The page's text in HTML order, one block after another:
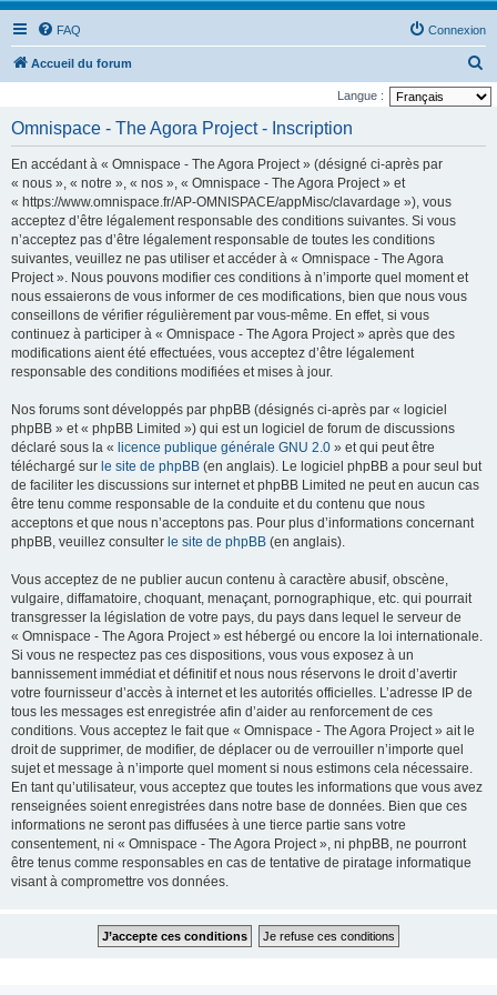
FAQ Connexion
Accueil du forum
e
Langue :
Omnispace - The Agora Project - Inscription
En accédant à « Omnispace - The Agora Project » (désigné ci-après par
« nous », « notre », « nos », « Omnispace - The Agora Project » et
« https://www.omnispace.fr/AP-OMNISPACE/appMisc/clavardage »), vous
acceptez d’être légalement responsable des conditions suivantes. Si vous
n’acceptez pas d’être légalement responsable de toutes les conditions
suivantes, veuillez ne pas utiliser et accéder à « Omnispace - The Agora
Project ». Nous pouvons modifier ces conditions à n’importe quel moment et
nous essaierons de vous informer de ces modifications, bien que nous vous
conseillons de vérifier régulièrement par vous-même. En effet, si vous
continuez à participer à « Omnispace - The Agora Project » après que des
modifications aient été effectuées, vous acceptez d’être légalement
responsable des conditions modifiées et mises à jour.
Nos forums sont développés par phpBB (désignés ci-après par « logiciel
phpBB » et « phpBB Limited ») qui est un logiciel de forum de discussions
déclaré sous la « licence publique générale GNU 2.0 » et qui peut être
téléchargé sur le site de phpBB (en anglais). Le logiciel phpBB a pour seul but
de faciliter les discussions sur internet et phpBB Limited ne peut en aucun cas
être tenu comme responsable de la conduite et du contenu que nous
acceptons et que nous n’acceptons pas. Pour plus d’informations concernant
phpBB, veuillez consulter le site de phpBB (en anglais).
Vous acceptez de ne publier aucun contenu à caractère abusif, obscène,
vulgaire, diffamatoire, choquant, menaçant, pornographique, etc. qui pourrait
transgresser la législation de votre pays, du pays dans lequel le serveur de
« Omnispace - The Agora Project » est hébergé ou encore la loi internationale.
Si vous ne respectez pas ces dispositions, vous vous exposez à un
bannissement immédiat et définitif et nous nous réservons le droit d’avertir
votre fournisseur d’accès à internet et les autorités officielles. L’adresse IP de
tous les messages est enregistrée afin d’aider au renforcement de ces
conditions. Vous acceptez le fait que « Omnispace - The Agora Project » ait le
droit de supprimer, de modifier, de déplacer ou de verrouiller n’importe quel
sujet et message à n’importe quel moment si nous estimons cela nécessaire.
En tant qu’utilisateur, vous acceptez que toutes les informations que vous avez
renseignées soient enregistrées dans notre base de données. Bien que ces
informations ne seront pas diffusées à une tierce partie sans votre
consentement, ni « Omnispace - The Agora Project », ni phpBB, ne pourront
être tenus comme responsables en cas de tentative de piratage informatique
visant à compromettre vos données.